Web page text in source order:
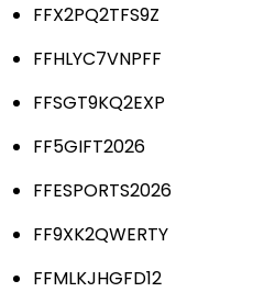
FFX2PQ2TFS9Z
FFHLYC7VNPFF
FFSGT9KQ2EXP
FF5GIFT2026
FFESPORTS2026
FF9XK2QWERTY
FFMLKJHGFD12